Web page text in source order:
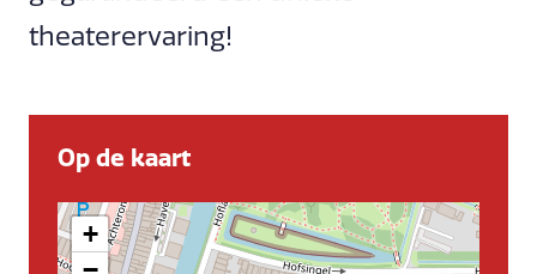
theaterervaring!
Op de kaart
+